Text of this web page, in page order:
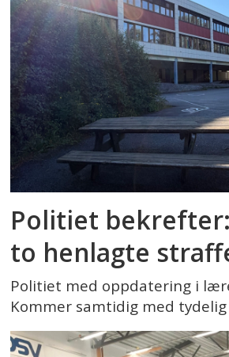
Politiet
to henlagte
Politiet med oppdatering i
Kommer samtidig med